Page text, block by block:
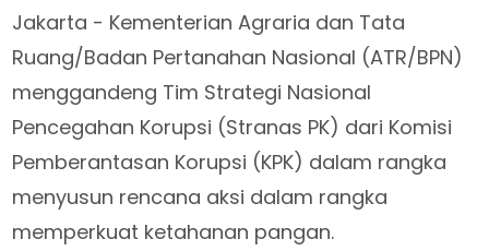
Jakarta - Kementerian Agraria dan Tata
Ruang/Badan Pertanahan Nasional (ATR/BPN)
menggandeng Tim Strategi Nasional
Pencegahan Korupsi (Stranas PK) dari Komisi
Pemberantasan Korupsi (KPK) dalam rangka
menyusun rencana aksi dalam rangka
memperkuat ketahanan pangan.